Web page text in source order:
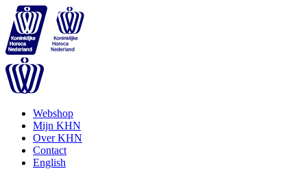
Webshop
Mijn KHN
Over KHN
Contact
English